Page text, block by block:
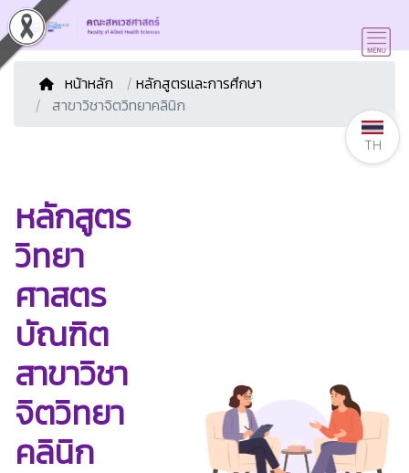
หน้าหลัก / หลักสูตรและการศึกษา
สาขาวิชาจิตวิทยาคลินิก
หลักสูตร
วิทยา
ศาสตร
บัณฑิต
สาขาวิชา
จิตวิทยา
คลินิก
TH